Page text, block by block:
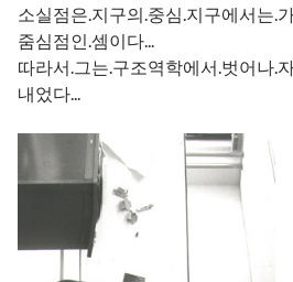
소실점은.지구의.중심.지구에서는.
줌심점인.셈이다...
따라서.그는.구조역학에서.벗어나.
내었다...